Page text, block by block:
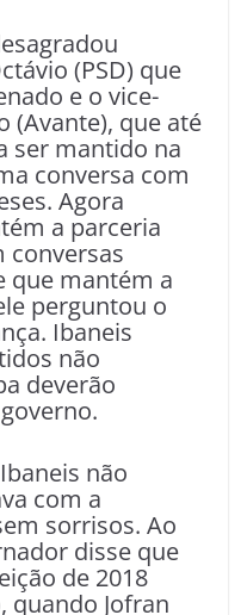
(PSD) que
e o vice-
(Avante), que até
ser mantido na
conversa com
Agora
a parceria
conversas
que mantém a
perguntou o
Ibaneis
não
deverão
não
com a
sorrisos. Ao
disse que
de 2018
quando Jofran